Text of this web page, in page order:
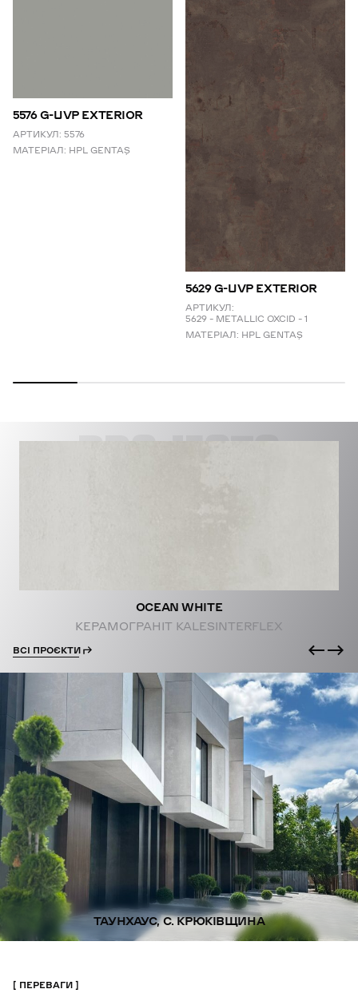
5576 G-UVP EXTERIOR
АРТИКУЛ: 5576
МАТЕРІАЛ: HPL GENTAŞ
5629 G-UVP EXTERIOR
АРТИКУЛ:
5629 – METALLIC OXCID – 1
МАТЕРІАЛ: HPL GENTAŞ
PROJECTS
OCEAN WHITE
КЕРАМОГРАНІТ KALESINTERFLEX
ВСІ ПРОЄКТИ
ТАУНХАУС, С. КРЮКІВЩИНА
ПЕРЕВАГИ